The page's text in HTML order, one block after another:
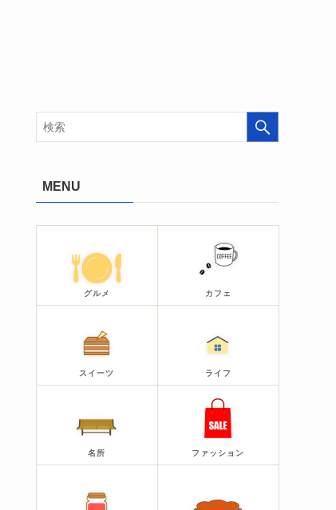
MENU
グルメ カフェ
スイーツ ライフ
名所 ファッション